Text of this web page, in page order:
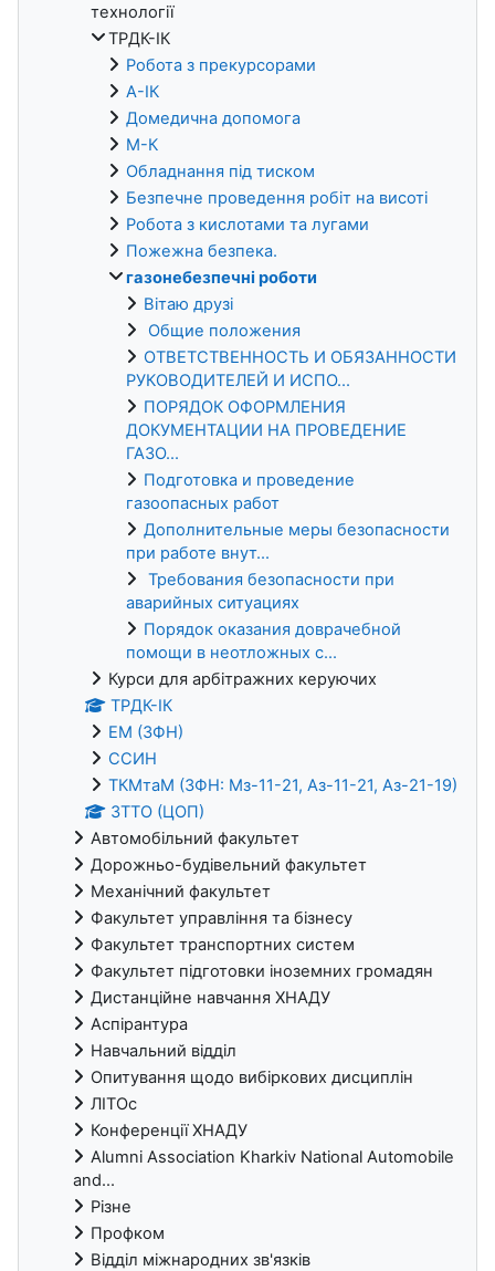
технології
ТРДК-ІК
Робота з прекурсорами
А-ІК
Домедична допомога
М-К
Обладнання під тиском
Безпечне проведення робіт на висоті
Робота з кислотами та лугами
Пожежна безпека.
газонебезпечні роботи
Вітаю друзі
Общие положения
ОТВЕТСТВЕННОСТЬ И ОБЯЗАННОСТИ
РУКОВОДИТЕЛЕЙ И ИСПО...
ПОРЯДОК ОФОРМЛЕНИЯ
ДОКУМЕНТАЦИИ НА ПРОВЕДЕНИЕ
ГАЗО...
Подготовка и проведение
газоопасных работ
Дополнительные меры безопасности
при работе внут...
Требования безопасности при
аварийных ситуациях
Порядок оказания доврачебной
помощи в неотложных с...
Курси для арбітражних керуючих
ТРДК-ІК
ЕМ (ЗФН)
ССИН
ТКМтаМ (ЗФН: Мз-11-21, Аз-11-21, Аз-21-19)
ЗТТО (ЦОП)
Автомобільний факультет
Дорожньо-будівельний факультет
Механічний факультет
Факультет управління та бізнесу
Факультет транспортних систем
Факультет підготовки іноземних громадян
Дистанційне навчання ХНАДУ
Аспірантура
Навчальний відділ
Опитування щодо вибіркових дисциплін
ЛІТОс
Конференції ХНАДУ
Alumni Association Kharkiv National Automobile
and...
Різне
Профком
Відділ міжнародних зв'язків